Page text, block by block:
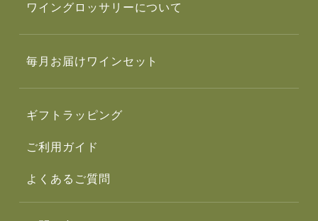
ワイングロッサリーについて
毎月お届けワインセット
ギフトラッピング
ご利用ガイド
よくあるご質問